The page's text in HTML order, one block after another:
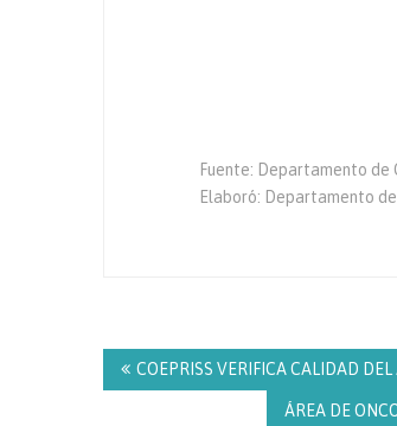
Fuente: Departamento de
Elaboró: Departamento de
de
entradas
COEPRISS VERIFICA CALIDAD
ÁREA DE